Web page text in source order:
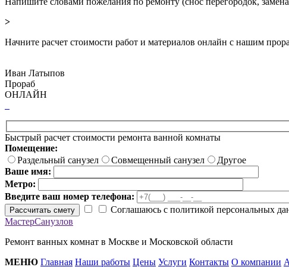
>
Начните расчет стоимости работ и материалов онлайн с нашим
Иван Латыпов
Прораб
ОНЛАЙН
Быстрый расчет стоимости ремонта ванной комнаты
Помещение:
Раздельный санузел
Совмещенный санузел
Другое
Ваше имя:
Метро:
Введите ваш номер телефона:
Рассчитать смету
Соглашаюсь с политикой персональных
МастерСанузлов
Ремонт ванных комнат в Москве и Московской области
МЕНЮ Главная Наши работы Цены Услуги Контакты О компании